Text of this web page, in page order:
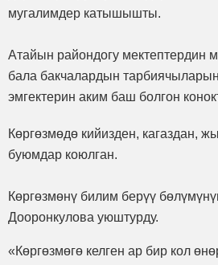
мугалимдер катышышты.
Атайын райондогу мектептердин
бала бакчалардын
эмгектерин аким баш болгон
Көргөзмөдө кийизден, кагаздан,
буюмдар коюлган.
Көргөзмөнү билим берүү
Дооронкулова уюштурду.
«Көргөзмөгө келген ар бир кол